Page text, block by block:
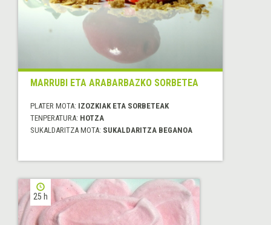
MARRUBI ETA ARABARBAZKO SORBETEA
PLATER MOTA: IZOZKIAK ETA SORBETEAK
TENPERATURA: HOTZA
SUKALDARITZA MOTA: SUKALDARITZA BEGANOA
25 h